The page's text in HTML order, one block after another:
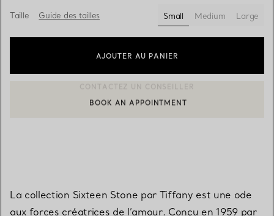
Taille Guide des tailles
Small
sélectionnés
Medium Large
AJOUTER AU PANIER
CONTACTER UN CONSEILLER CLIENT OU PRENDRE RENDEZ-
BOOK AN APPOINTMENT
La collection Sixteen Stone par Tiffany est une ode
aux forces créatrices de l’amour. Conçu en 1959 par